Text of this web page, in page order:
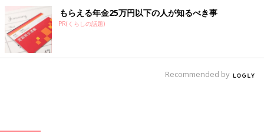
もらえる年金25万円以下の人が知るべき事
PR(くらしの話題)
Recommended by